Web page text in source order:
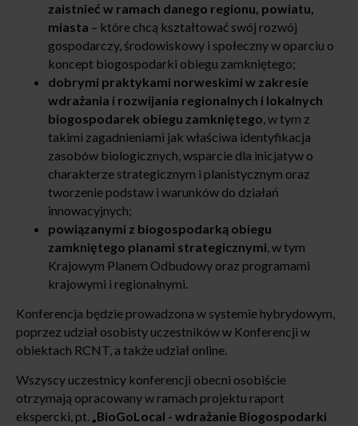
zaistnieć w ramach danego regionu, powiatu,
miasta – które chcą kształtować swój rozwój
gospodarczy, środowiskowy i społeczny w oparciu o
koncept biogospodarki obiegu zamkniętego;
dobrymi praktykami norweskimi w zakresie
wdrażania i rozwijania regionalnych i lokalnych
biogospodarek obiegu zamkniętego, w tym z
takimi zagadnieniami jak właściwa identyfikacja
zasobów biologicznych, wsparcie dla inicjatyw o
charakterze strategicznym i planistycznym oraz
tworzenie podstaw i warunków do działań
innowacyjnych;
powiązanymi z biogospodarką obiegu
zamkniętego planami strategicznymi, w tym
Krajowym Planem Odbudowy oraz programami
krajowymi i regionalnymi.
Konferencja będzie prowadzona w systemie hybrydowym,
poprzez udział osobisty uczestników w Konferencji w
obiektach RCNT, a także udział online.
Wszyscy uczestnicy konferencji obecni osobiście
otrzymają opracowany w ramach projektu raport
ekspercki, pt. „BioGoLocal - wdrażanie Biogospodarki